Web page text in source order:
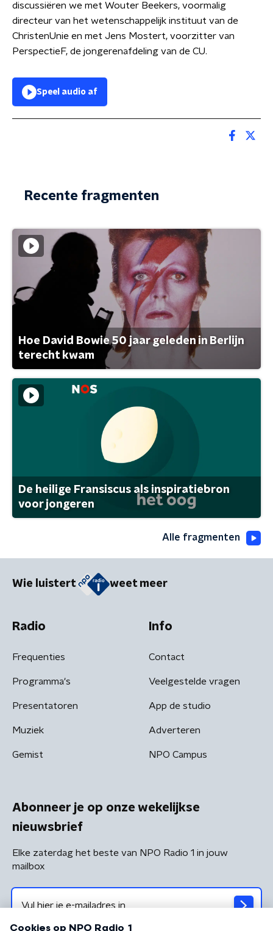
discussiëren we met Wouter Beekers, voormalig
directeur van het wetenschappelijk instituut van de
ChristenUnie en met Jens Mostert, voorzitter van
PerspectieF, de jongerenafdeling van de CU.
Speel audio af
Recente fragmenten
Hoe David Bowie 50 jaar geleden in Berlijn
terecht kwam
De heilige Fransiscus als inspiratiebron
voor jongeren
Alle fragmenten
Wie luistert weet meer
Radio
Frequenties
Programma's
Presentatoren
Muziek
Gemist
Info
Contact
Veelgestelde vragen
App de studio
Adverteren
NPO Campus
Abonneer je op onze wekelijkse
nieuwsbrief
Elke zaterdag het beste van NPO Radio 1 in jouw
mailbox